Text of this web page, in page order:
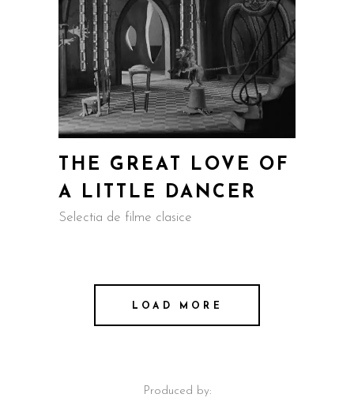
THE GREAT LOVE OF
A LITTLE DANCER
Selectia de filme clasice
LOAD MORE
Produced by: